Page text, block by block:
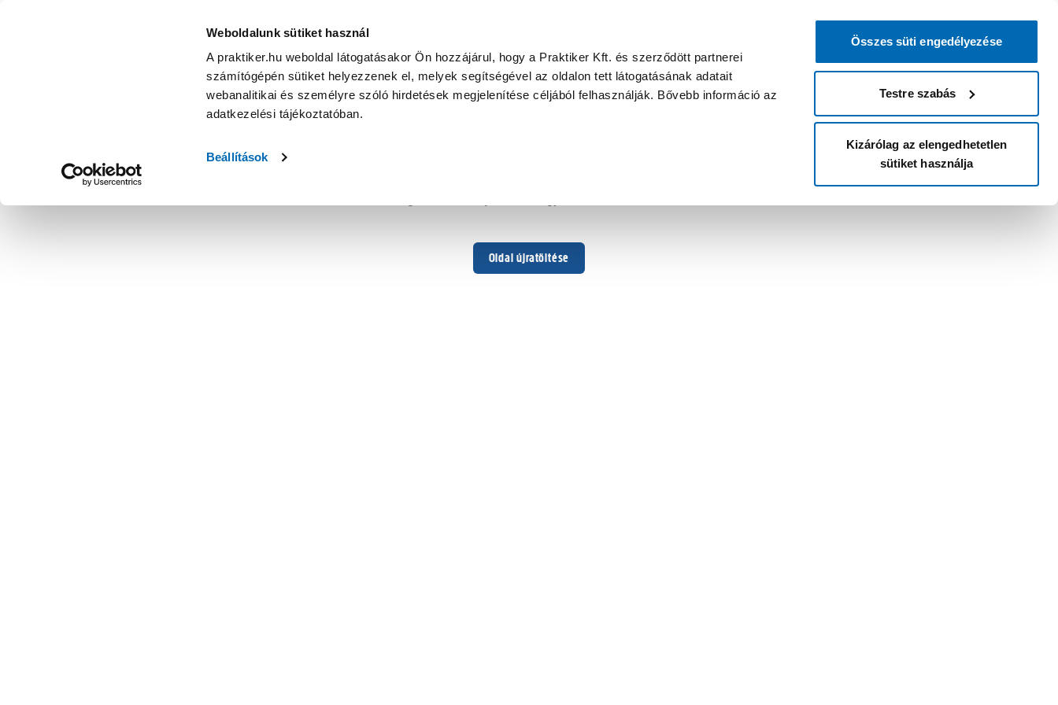
Weboldalunk sütiket használ
A praktiker.hu weboldal látogatásakor Ön hozzájárul, hogy a Praktiker Kft. és szerződött partnerei
számítógépén sütiket helyezzenek el, melyek segítségével az oldalon tett látogatásának adatait
webanalitikai és személyre szóló hirdetések megjelenítése céljából felhasználják. Bővebb információ az
adatkezelési tájékoztatóban.
Beállítások
Összes süti engedélyezése
Testre szabás
Kizárólag az elengedhetetlen
sütiket használja
Oldal újratöltése